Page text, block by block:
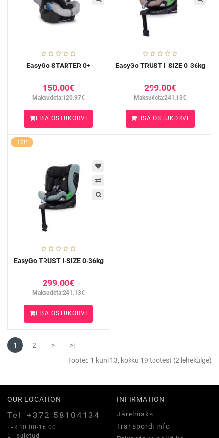
EasyGo STARTER 0+
150.00€
Maksudeta:120.97€
LISA OSTUKORVI
EasyGo TRUST I-SIZE 0-36kg
299.00€
Maksudeta:241.13€
LISA OSTUKORVI
TOP
EasyGo TRUST I-SIZE 0-36kg
299.00€
Maksudeta:241.13€
LISA OSTUKORVI
1 2 >
>|
Tooted 1 kuni 13, kokku 19 tootest (2 lehekülge)
OUR LOCATION
Tel. +372 58104134
E-R 10.00-16.00
L - suletud
INFIRMATION
Järelmaks
Transpordi info